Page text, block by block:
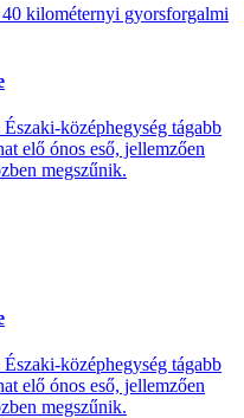
kilométernyi gyorsforgalmi
középhegység tágabb
elő ónos eső, jellemzően
megszűnik.
középhegység tágabb
elő ónos eső, jellemzően
megszűnik.